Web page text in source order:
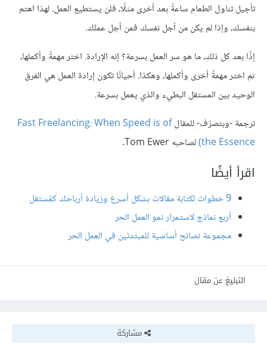
تأجيل تناول الطعام ساعةً بعد أخرى مثلًا، فلن يستطيع العمل. لهذا اهتم
بنفسك، وإذا لم يكن من أجل نفسك فمن أجل عملك.
إذًا بعد كل ذلك، ما هو سر العمل بسرعة؟ إنه الإرادة. اختر مهمةً وأكملها،
ثم اختر مهمةً أخرى وأكملها، وهكذا. أحيانًا تكون إرادة العمل هي الفرق
الوحيد بين المستقل البطيء والذي يعمل بسرعة.
ترجمة -وبتصرّف- للمقالFast Freelancing: When Speed is of
the Essence) لصاحبه Tom Ewer.
اقرأ أيضًا
9 خطوات لكتابة مقالات بشكل أسرع وزيادة أرباحك كمُستقل
أربع نماذج لاستمرار نمو العمل الحر
مجموعة نصائح أساسية للمبتدئين في العمل الحر
التبليغ عن مقال
مشاركة